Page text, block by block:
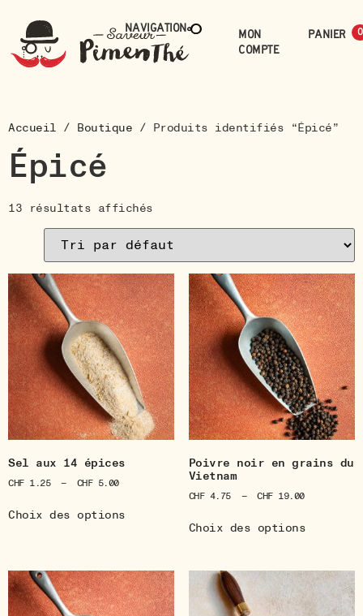
Navigation
Mon
compte
0
0
Accueil / Boutique / Produits identifiés “Épicé”
Épicé
13 résultats affichés
Sel aux 14 épices
CHF1.25 – CHF5.00
Choix des options
Poivre noir en grains du
Vietnam
CHF4.75 – CHF19.00
Choix des options